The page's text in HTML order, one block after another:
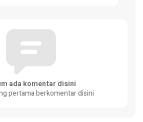
ada komentar disini
pertama berkomentar disini